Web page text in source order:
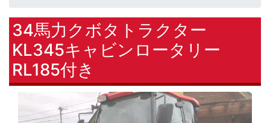
34馬力クボタトラクター
KL345キャビンロータリー
RL185付き